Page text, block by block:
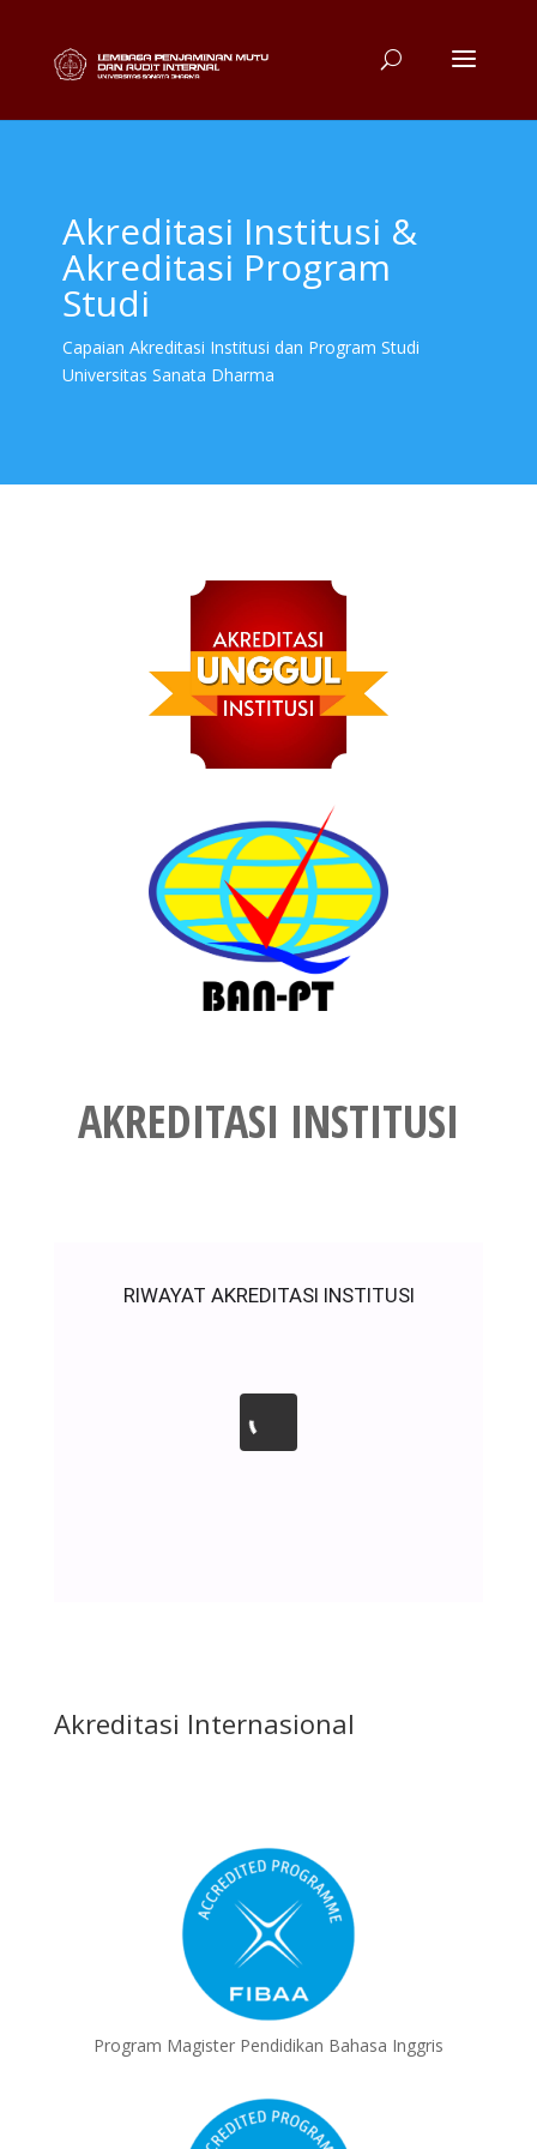
Akreditasi Institusi &
Akreditasi Program
Studi
Capaian Akreditasi Institusi dan Program Studi
Universitas Sanata Dharma
AKREDITASI INSTITUSI
Akreditasi Internasional
Program Magister Pendidikan Bahasa Inggris